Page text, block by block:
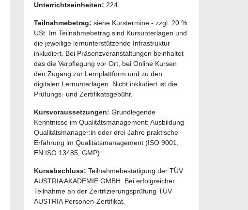
Unterrichtseinheiten: 224
Teilnahmebetrag: siehe Kurstermine - zzgl. 20 %
USt. Im Teilnahmebetrag sind Kursunterlagen und
die jeweilige lernunterstützende Infrastruktur
inkludiert. Bei Präsenzveranstaltungen beinhaltet
das die Verpflegung vor Ort, bei Online Kursen
den Zugang zur Lernplattform und zu den
digitalen Lernunterlagen. Nicht inkludiert ist die
Prüfungs- und Zertifikatsgebühr.
Kursvoraussetzungen: Grundlegende
Kenntnisse im Qualitätsmanagement: Ausbildung
Qualitätsmanager:in oder drei Jahre praktische
Erfahrung im Qualitätsmanagement (ISO 9001,
EN ISO 13485, GMP).
Kursabschluss: Teilnahmebestätigung der TÜV
AUSTRIA AKADEMIE GMBH. Bei erfolgreicher
Teilnahme an der Zertifizierungsprüfung TÜV
AUSTRIA Personen-Zertifikat.